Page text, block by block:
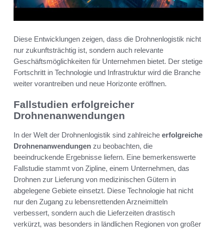
Diese Entwicklungen zeigen, dass die Drohnenlogistik nicht
nur zukunftsträchtig ist, sondern auch relevante
Geschäftsmöglichkeiten für Unternehmen bietet. Der stetige
Fortschritt in Technologie und Infrastruktur wird die Branche
weiter vorantreiben und neue Horizonte eröffnen.
Fallstudien erfolgreicher
Drohnenanwendungen
In der Welt der Drohnenlogistik sind zahlreiche erfolgreiche
Drohnenanwendungen zu beobachten, die
beeindruckende Ergebnisse liefern. Eine bemerkenswerte
Fallstudie stammt von Zipline, einem Unternehmen, das
Drohnen zur Lieferung von medizinischen Gütern in
abgelegene Gebiete einsetzt. Diese Technologie hat nicht
nur den Zugang zu lebensrettenden Arzneimitteln
verbessert, sondern auch die Lieferzeiten drastisch
verkürzt, was besonders in ländlichen Regionen von großer